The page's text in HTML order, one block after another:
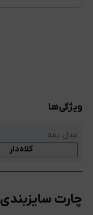
ویژگی‌ها
مدل یقه
کلاه‌دار
چارت سایزبندی